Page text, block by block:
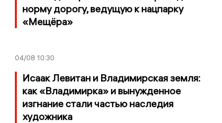
норму дорогу, ведущую к нацпарку
«Мещёра»
04/08 10:30
Исаак Левитан и Владимирская земля:
как «Владимирка» и вынужденное
изгнание стали частью наследия
художника